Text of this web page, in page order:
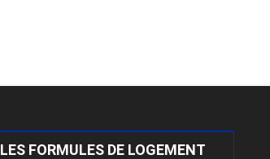
LES FORMULES DE LOGEMENT